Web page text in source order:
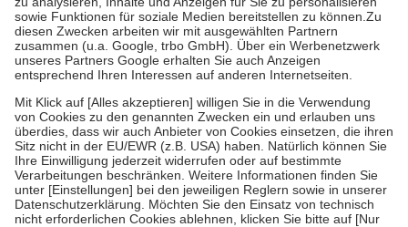
Bei Heilmitteln und häuslicher Krankenpflege beträgt die
Zuzahlung zehn Prozent der Kosten sowie zehn Euro je
Verordnung.
Um das Engagement der Versicherten für ihre eigene Gesundheit zu
stärken und die besondere Stellung der Familie zu unterstützen,
fallenkeine Zuzahlungenan bei:
• Kindern und Jugendlichen bis zum vollendeten 18. Lebensjahr
mit Ausnahme der Fahrkosten
• Untersuchungen zur Vorsorge und Früherkennung, die von der
GKV getragen werden
• empfohlenen Schutzimpfungen
• Harn- und Blutteststreifen